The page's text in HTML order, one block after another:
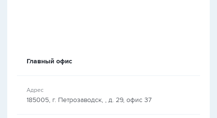
Главный офис
Адрес
185005, г. Петрозаводск, , д. 29, офис 37